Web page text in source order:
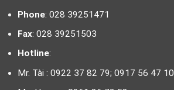
Phone: 028 39251471
Fax: 028 39251503
Hotline:
Mr. Tài : 0922 37 82 79; 0917 56 47 10